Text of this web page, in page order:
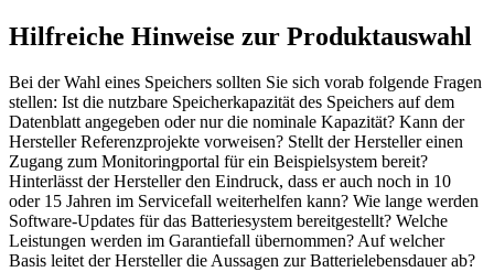
Hilfreiche Hinweise zur Produktauswahl
Bei der Wahl eines Speichers sollten Sie sich vorab folgende Fragen
stellen: Ist die nutzbare Speicherkapazität des Speichers auf dem
Datenblatt angegeben oder nur die nominale Kapazität? Kann der
Hersteller Referenzprojekte vorweisen? Stellt der Hersteller einen
Zugang zum Monitoringportal für ein Beispielsystem bereit?
Hinterlässt der Hersteller den Eindruck, dass er auch noch in 10
oder 15 Jahren im Servicefall weiterhelfen kann? Wie lange werden
Software-Updates für das Batteriesystem bereitgestellt? Welche
Leistungen werden im Garantiefall übernommen? Auf welcher
Basis leitet der Hersteller die Aussagen zur Batterielebensdauer ab?